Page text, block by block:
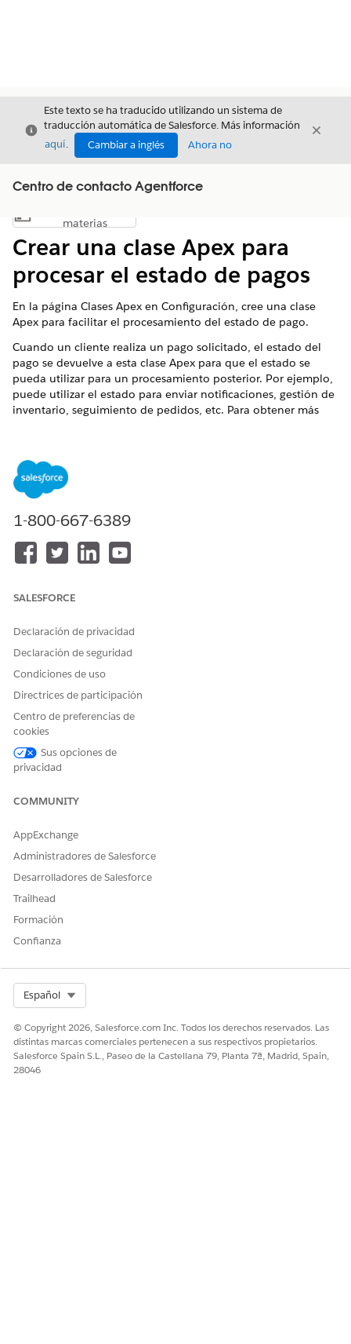
Cerrar
Este texto se ha traducido utilizando un sistema de
traducción automática de Salesforce. Más información
aquí. Cambiar a inglés Ahora no
Cerrar
Centro de contacto Agentforce
Mostrar índice de materias
materias
Crear una clase Apex para
procesar el estado de pagos
En la página Clases Apex en Configuración, cree una clase
Apex para facilitar el procesamiento del estado de pago.
Cuando un cliente realiza un pago solicitado, el estado del
pago se devuelve a esta clase Apex para que el estado se
pueda utilizar para un procesamiento posterior. Por ejemplo,
puede utilizar el estado para enviar notificaciones, gestión de
inventario, seguimiento de pedidos, etc. Para obtener más
Para obtener más detalles y un ejemplo, consulte
ProcessPaymentStatusHandler
Apex Classes.
¿RESOLVIÓ ESTE ARTÍCULO SU PROBLEMA?
1-800-667-6389
SALESFORCE
Declaración de privacidad
Declaración de seguridad
Condiciones de uso
Directrices de participación
Centro de preferencias de
cookies
Sus opciones de
privacidad
COMMUNITY
AppExchange
Administradores de Salesforce
Desarrolladores de Salesforce
Trailhead
Formación
Confianza
Español
© Copyright 2026, Salesforce.com Inc. Todos los derechos reservados. Las
distintas marcas comerciales pertenecen a sus respectivos propietarios.
Salesforce Spain S.L., Paseo de la Castellana 79, Planta 7ª, Madrid, Spain,
28046